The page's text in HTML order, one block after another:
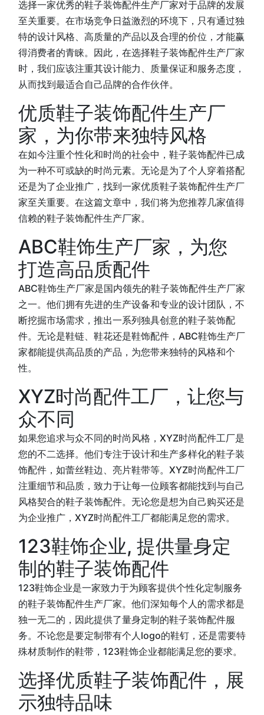
选择一家优秀的鞋子装饰配件生产厂家对于品牌的发展
至关重要。在市场竞争日益激烈的环境下，只有通过独
特的设计风格、高质量的产品以及合理的价位，才能赢
得消费者的青睐。因此，在选择鞋子装饰配件生产厂家
时，我们应该注重其设计能力、质量保证和服务态度，
从而找到最适合自己品牌的合作伙伴。
优质鞋子装饰配件生产厂
家，为你带来独特风格
在如今注重个性化和时尚的社会中，鞋子装饰配件已成
为一种不可或缺的时尚元素。无论是为了个人穿着搭配
还是为了企业推广，找到一家优质鞋子装饰配件生产厂
家至关重要。在这篇文章中，我们将为您推荐几家值得
信赖的鞋子装饰配件生产厂家。
ABC鞋饰生产厂家，为您
打造高品质配件
ABC鞋饰生产厂家是国内领先的鞋子装饰配件生产厂家
之一。他们拥有先进的生产设备和专业的设计团队，不
断挖掘市场需求，推出一系列独具创意的鞋子装饰配
件。无论是鞋链、鞋花还是鞋饰配件，ABC鞋饰生产厂
家都能提供高品质的产品，为您带来独特的风格和个
性。
XYZ时尚配件工厂，让您与
众不同
如果您追求与众不同的时尚风格，XYZ时尚配件工厂是
您的不二选择。他们专注于设计和生产多样化的鞋子装
饰配件，如蕾丝鞋边、亮片鞋带等。XYZ时尚配件工厂
注重细节和品质，致力于让每一位顾客都能找到与自己
风格契合的鞋子装饰配件。无论您是想为自己购买还是
为企业推广，XYZ时尚配件工厂都能满足您的需求。
123鞋饰企业, 提供量身定
制的鞋子装饰配件
123鞋饰企业是一家致力于为顾客提供个性化定制服务
的鞋子装饰配件生产厂家。他们深知每个人的需求都是
独一无二的，因此提供了量身定制的鞋子装饰配件服
务。不论您是要定制带有个人logo的鞋钉，还是需要特
殊材质制作的鞋带，123鞋饰企业都能满足您的要求。
选择优质鞋子装饰配件，展
示独特品味